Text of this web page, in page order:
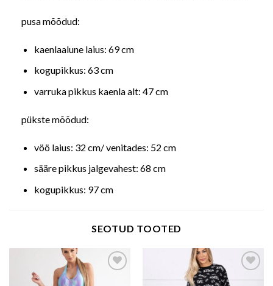
pusa mõõdud:
kaenlaalune laius: 69 cm
kogupikkus: 63 cm
varruka pikkus kaenla alt: 47 cm
pükste mõõdud:
vöö laius: 32 cm/ venitades: 52 cm
sääre pikkus jalgevahest: 68 cm
kogupikkus: 97 cm
SEOTUD TOOTED